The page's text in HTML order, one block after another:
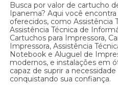
Busca por valor de cartucho
Ipanema? Aqui você
oferecidos, como Assistência
Assistência Técnica de
Cartuchos para Impressora,
Impressora, Assistência
Notebook e Aluguel de
modernos, e instalações em
capaz de suprir a
conquistando sua confiança.